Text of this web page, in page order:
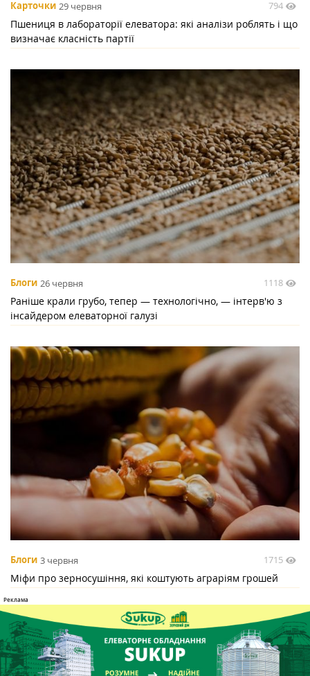
Карточки 29 червня 794
Пшениця в лабораторії елеватора: які аналізи роблять і що
визначає класність партії
Блоги 26 червня 1118
Раніше крали грубо, тепер — технологічно, — інтерв'ю з
інсайдером елеваторної галузі
Блоги 3 червня 1715
Міфи про зерносушіння, які коштують аграріям грошей